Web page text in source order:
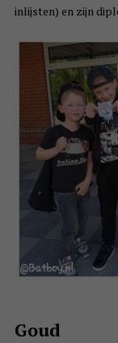
inlijsten) en zijn
Goud